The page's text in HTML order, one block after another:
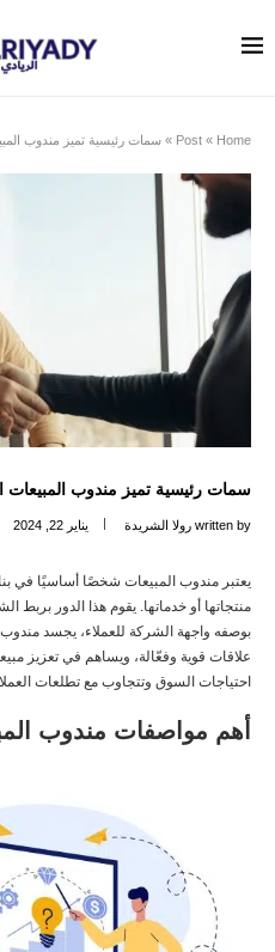
Home
»
Post
» سمات رئيسية تميز مندوب
سمات رئيسية تميز مندوب المبيعات
written by رولا الشريدة يناير 22, 2024
يعتبر مندوب المبيعات شخصًا أساسيًا في
منتجاتها أو خدماتها. يقوم هذا الدور بربط
بوصفه واجهة الشركة للعملاء، يجسد مندوب
علاقات قوية وفعّالة، ويساهم في تعزيز
احتياجات السوق وتتجاوب مع تطلعات
أهم مواصفات مندوب